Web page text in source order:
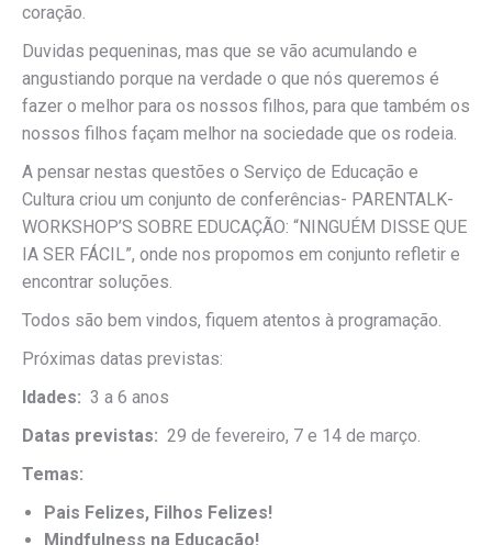
coração.
Duvidas pequeninas, mas que se vão acumulando e
angustiando porque na verdade o que nós queremos é
fazer o melhor para os nossos filhos, para que também os
nossos filhos façam melhor na sociedade que os rodeia.
A pensar nestas questões o Serviço de Educação e
Cultura criou um conjunto de conferências- PARENTALK-
WORKSHOP’S SOBRE EDUCAÇÃO: “NINGUÉM DISSE QUE
IA SER FÁCIL”, onde nos propomos em conjunto refletir e
encontrar soluções.
Todos são bem vindos, fiquem atentos à programação.
Próximas datas previstas:
Idades: 3 a 6 anos
Datas previstas: 29 de fevereiro, 7 e 14 de março.
Temas:
Pais Felizes, Filhos Felizes!
Mindfulness na Educação!